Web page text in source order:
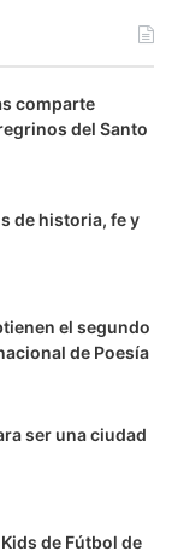
comparte
del Santo
de historia, fe y
el segundo
de Poesía
ser una ciudad
de Fútbol de